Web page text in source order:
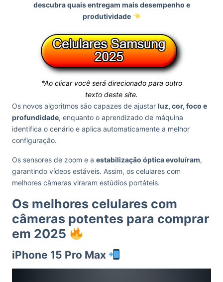
descubra quais entregam mais desempenho e
produtividade
*Ao clicar você será direcionado para outro
texto deste site.
Os novos algoritmos são capazes de ajustar luz, cor, foco e
profundidade, enquanto o aprendizado de máquina
identifica o cenário e aplica automaticamente a melhor
configuração.
Os sensores de zoom e a estabilização óptica evoluíram,
garantindo vídeos estáveis. Assim, os celulares com
melhores câmeras viraram estúdios portáteis.
Os melhores celulares com
câmeras potentes para comprar
em 2025
iPhone 15 Pro Max